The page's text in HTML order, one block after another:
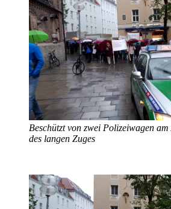
Beschützt von zwei Polizeiwagen
des langen Zuges